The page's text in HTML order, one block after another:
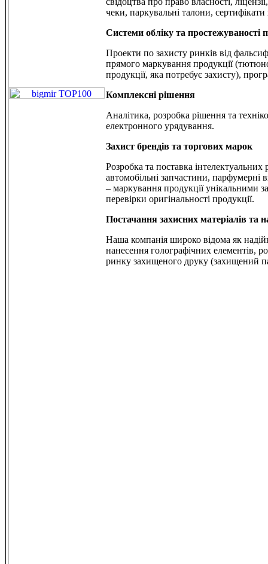
чеки, паркувальні талони, сертифікати
Системи обліку та простежуваності
Проекти по захисту ринків від
прямого маркування продукції
продукції, яка потребує захисту),
Комплексні рішення
Аналітика, розробка рішення та
електронного урядування.
Захист брендів та торгових марок
Розробка та поставка
автомобільні запчастини, парфумерні
– маркування продукції унікальними
перевірки оригінальності продукції.
Постачання захисних матеріалів та
Наша компанія широко відома як
нанесення голографічних елементів,
ринку захищеного друку (захищений